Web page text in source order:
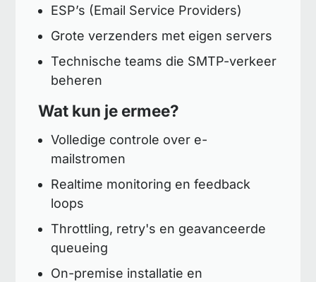
ESP’s (Email Service Providers)
Grote verzenders met eigen servers
Technische teams die SMTP-verkeer
beheren
Wat kun je ermee?
Volledige controle over e-
mailstromen
Realtime monitoring en feedback
loops
Throttling, retry's en geavanceerde
queueing
On-premise installatie en